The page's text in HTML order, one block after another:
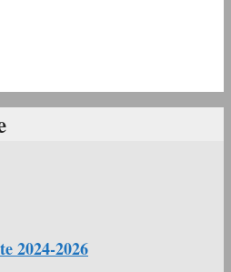
2024-2026